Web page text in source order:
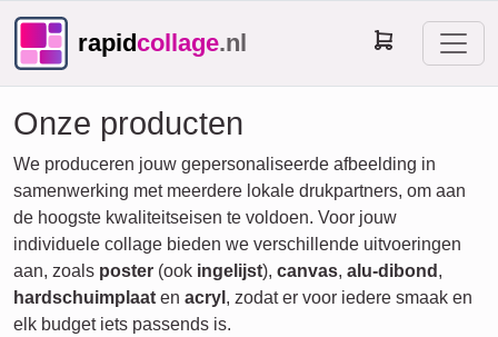
rapidcollage.nl
Onze producten
We produceren jouw gepersonaliseerde afbeelding in
samenwerking met meerdere lokale drukpartners, om aan
de hoogste kwaliteitseisen te voldoen. Voor jouw
individuele collage bieden we verschillende uitvoeringen
aan, zoals poster (ook ingelijst), canvas, alu-dibond ,
hardschuimplaat en acryl , zodat er voor iedere smaak en
elk budget iets passends is.